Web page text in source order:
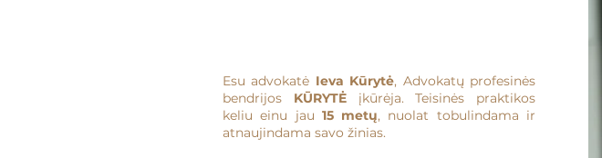
Esu advokatė Ieva Kūrytė, Advokatų profesinės
bendrijos KŪRYTĖįkūrėja. Teisinės praktikos
keliu einu jau 15 metų, nuolat tobulindama ir
atnaujindama savo žinias.